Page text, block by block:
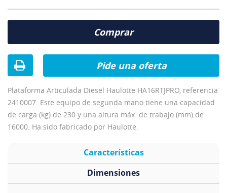
Plataforma Articulada Diesel Haulotte HA16RTJPRO, referencia
2410007. Este equipo de segunda mano tiene una capacidad
de carga (kg) de 230 y una altura máx. de trabajo (mm) de
16000. Ha sido fabricado por Haulotte.
Comprar
Pide una oferta
Características
Dimensiones